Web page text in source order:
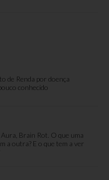
de Renda por doença
conhecido
Aura, Brain Rot. O que uma
a outra? E o que tem a ver